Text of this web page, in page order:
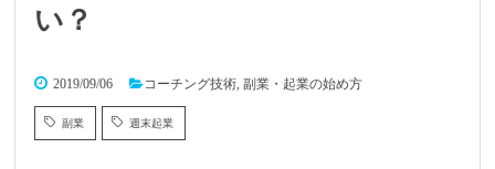
い？
2019/09/06 コーチング技術,副業・起業の始め方
副業 週末起業